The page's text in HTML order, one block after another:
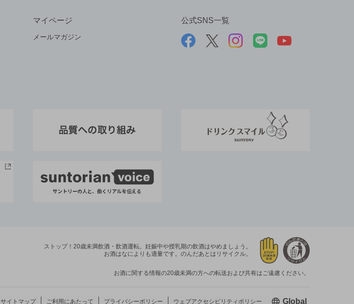
マイページ
メールマガジン
公式SNS一覧
ストップ！20歳未満飲酒・飲酒運転。 妊娠中や授乳期の飲酒はやめましょう。
お酒はなによりも適量です。 のんだあとはリサイクル。
お酒に関する情報の20歳未満の方への転送および共有はご遠慮ください。
サイトマップ ご利用にあたって プライバシーポリシー ウェブアクセシビリティポリシー Global新しいウィ